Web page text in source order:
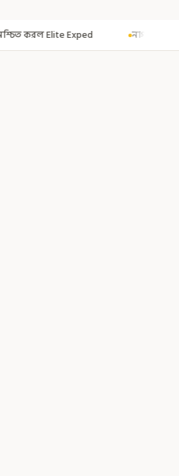
নাগরিকত্ব দিতেই CAA! ৩০০ মতুয়াকে